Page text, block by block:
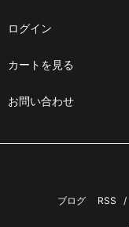
ログイン
カートを見る
お問い合わせ
ブログ RSS /